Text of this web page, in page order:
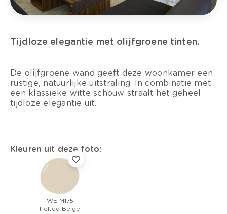
Tijdloze elegantie met olijfgroene tinten.
De olijfgroene wand geeft deze woonkamer een
rustige, natuurlijke uitstraling. In combinatie met
een klassieke witte schouw straalt het geheel
tijdloze elegantie uit.
Kleuren uit deze foto:
WE M175
Felted Beige